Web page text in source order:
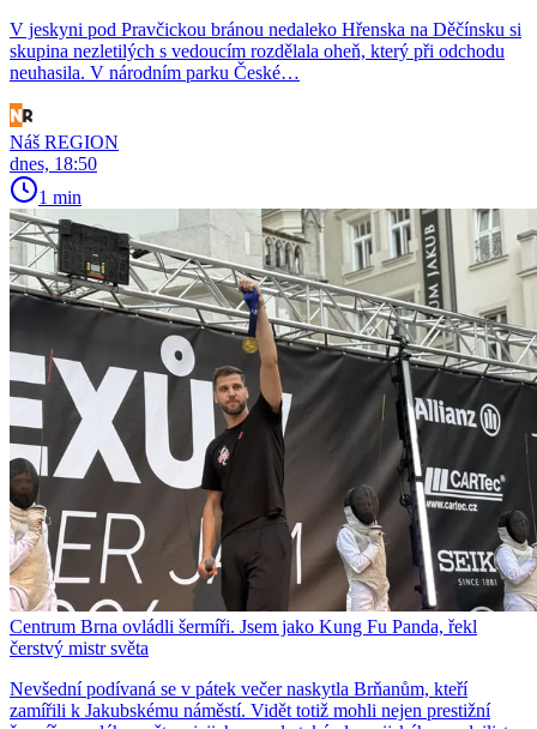
V jeskyni pod Pravčickou bránou nedaleko Hřenska na Děčínsku si
skupina nezletilých s vedoucím rozdělala oheň, který při odchodu
neuhasila. V národním parku České…
Náš REGION
dnes, 18:50
1 min
Centrum Brna ovládli šermíři. Jsem jako Kung Fu Panda, řekl
čerstvý mistr světa
Nevšední podívaná se v pátek večer naskytla Brňanům, kteří
zamířili k Jakubskému náměstí. Vidět totiž mohli nejen prestižní